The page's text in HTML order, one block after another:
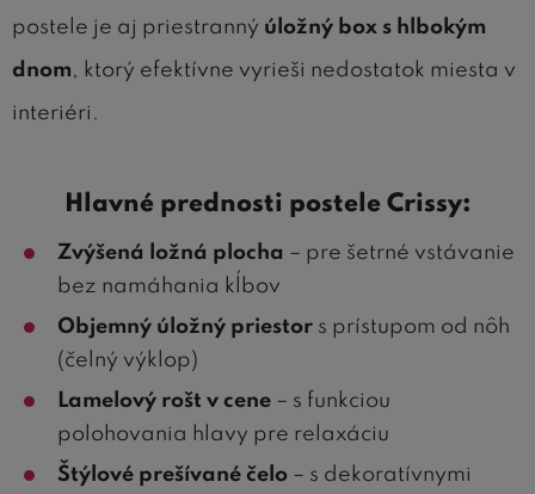
postele je aj priestranný úložný box s hlbokým
dnom, ktorý efektívne vyrieši nedostatok miesta v
interiéri.
Hlavné prednosti postele Crissy:
Zvýšená ložná plocha – pre šetrné vstávanie
bez namáhania kĺbov
Objemný úložný priestor s prístupom od nôh
(čelný výklop)
Lamelový rošt v cene – s funkciou
polohovania hlavy pre relaxáciu
Štýlové prešívané čelo – s dekoratívnymi